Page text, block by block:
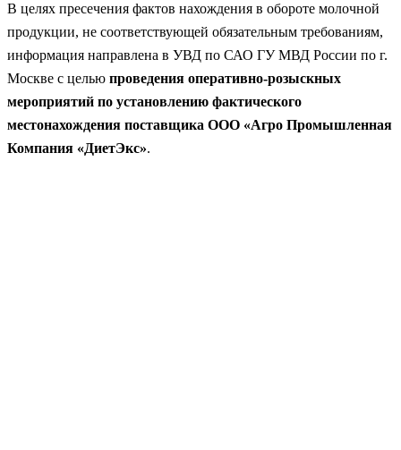
В целях пресечения фактов нахождения в обороте молочной
продукции, не соответствующей обязательным требованиям,
информация направлена в УВД по САО ГУ МВД России по г.
Москве с целью проведения оперативно-розыскных
мероприятий по установлению фактического
местонахождения поставщика ООО «Агро Промышленная
Компания «ДиетЭкс».